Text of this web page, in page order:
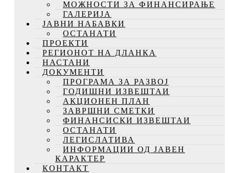
МОЖНОСТИ ЗА ФИНАНСИРАЊЕ
ГАЛЕРИЈА
ЈАВНИ НАБАВКИ
ОСТАНАТИ
ПРОЕКТИ
РЕГИОНОТ НА ДЛАНКА
НАСТАНИ
ДОКУМЕНТИ
ПРОГРАМА ЗА РАЗВОЈ
ГОДИШНИ ИЗВЕШТАИ
АКЦИОНЕН ПЛАН
ЗАВРШНИ СМЕТКИ
ФИНАНСИСКИ ИЗВЕШТАИ
ОСТАНАТИ
ЛЕГИСЛАТИВА
ИНФОРМАЦИИ ОД ЈАВЕН
КАРАКТЕР
КОНТАКТ